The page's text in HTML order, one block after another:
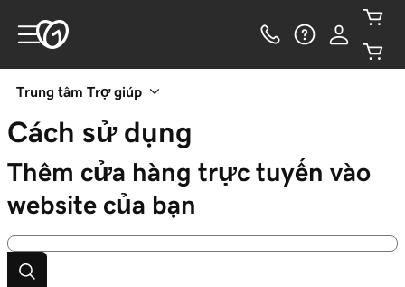
Trung tâm Trợ giúp
Cách sử dụng
Thêm cửa hàng trực tuyến vào
website của bạn